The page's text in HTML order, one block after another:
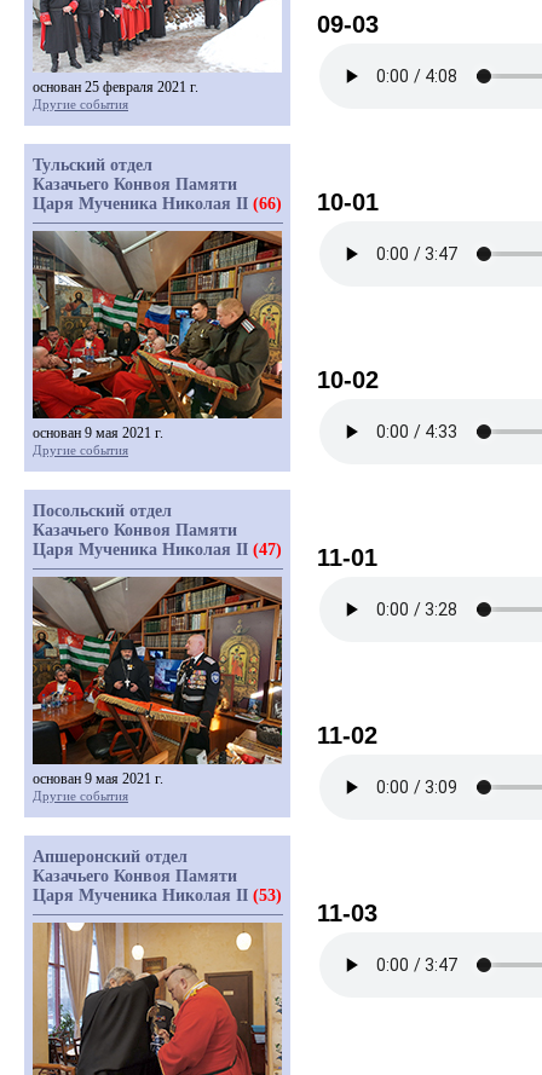
09-03
10-01
10-02
11-01
11-02
11-03
основан 25 февраля 2021 г.
Другие события
Тульский отдел
Казачьего Конвоя Памяти
Царя Мученика Николая II (66)
основан 9 мая 2021 г.
Другие события
Посольский отдел
Казачьего Конвоя Памяти
Царя Мученика Николая II (47)
основан 9 мая 2021 г.
Другие события
Апшеронский отдел
Казачьего Конвоя Памяти
Царя Мученика Николая II (53)